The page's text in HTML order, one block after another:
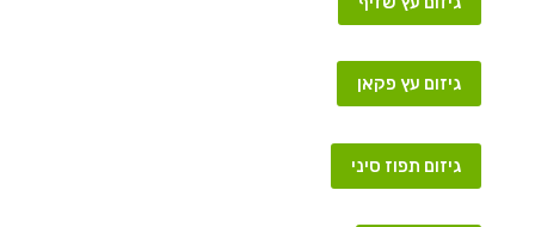
גיזום עץ פקאן
גיזום תפוז סיני